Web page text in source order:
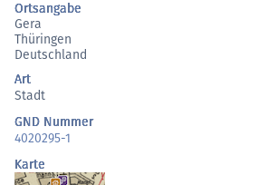
Ortsangabe
Gera
Thüringen
Deutschland
Art
Stadt
GND Nummer
4020295-1
Karte